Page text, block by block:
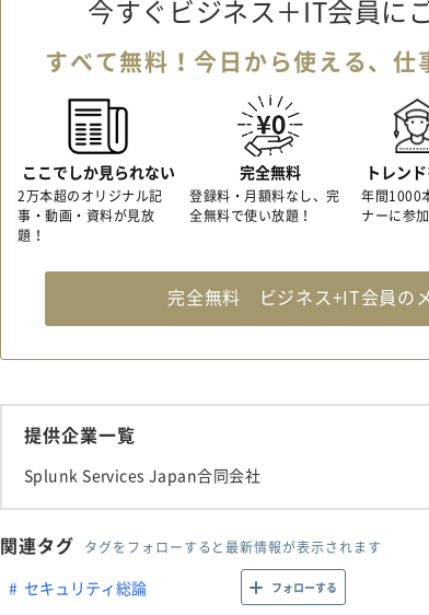
今すぐビジネス＋IT会員に
すべて無料！今日から使える、仕
ここでしか見られない
2万本超のオリジナル記
事・動画・資料が見放
題！
完全無料
登録料・月額料なし、完
全無料で使い放題！
トレン
年間1000
ナーに参
完全無料 ビジネス+IT会員の
提供企業一覧
Splunk Services Japan合同会社
関連タグ タグをフォローすると最新情報が表示されます
セキュリティ総論 フォローする